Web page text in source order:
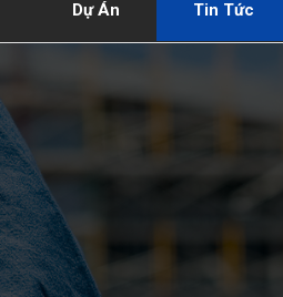
Dự Án Tin Tức